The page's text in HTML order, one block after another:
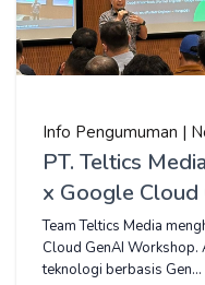
Info Pengumuman |
PT. Teltics
x Google
Team Teltics Media
Cloud GenAI Workshop.
teknologi berbasis Gen...